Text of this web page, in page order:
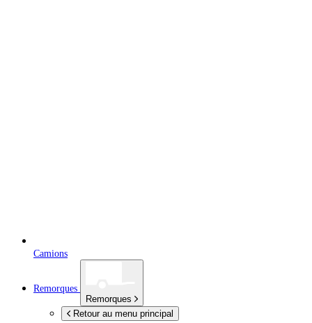
Camions
Remorques
Remorques
Retour au menu principal